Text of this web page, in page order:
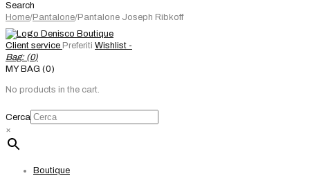
Search
Home/Pantalone/Pantalone Joseph Ribkoff
Client service Preferiti Wishlist -
Bag: (0)
MY BAG (0)
No products in the cart.
Cerca
×
Boutique